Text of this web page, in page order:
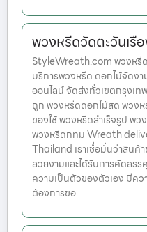
พวงหรีดวัดตะวันเรื
StyleWreath.com พวงหรี
บริการพวงหรีด ดอกไม้จัดง
ออนไลน์ จัดส่งทั่วเขตกรุงเท
ถูก พวงหรีดดอกไม้สด พวง
ของใช้ พวงหรีดสำเร็จรูป พ
พวงหรีดกทม Wreath
Thailand เราเชื่อมั่นว่าสินค้
สวยงามและได้รับการคัดส
ความเป็นตัวของตัวเอง มีค
ต้องการขอ